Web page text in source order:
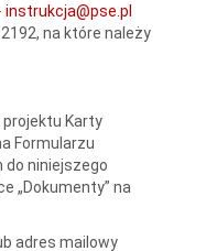
instrukcja@pse.pl
na które należy
projektu Karty
Formularzu
do niniejszego
„Dokumenty” na
adres mailowy